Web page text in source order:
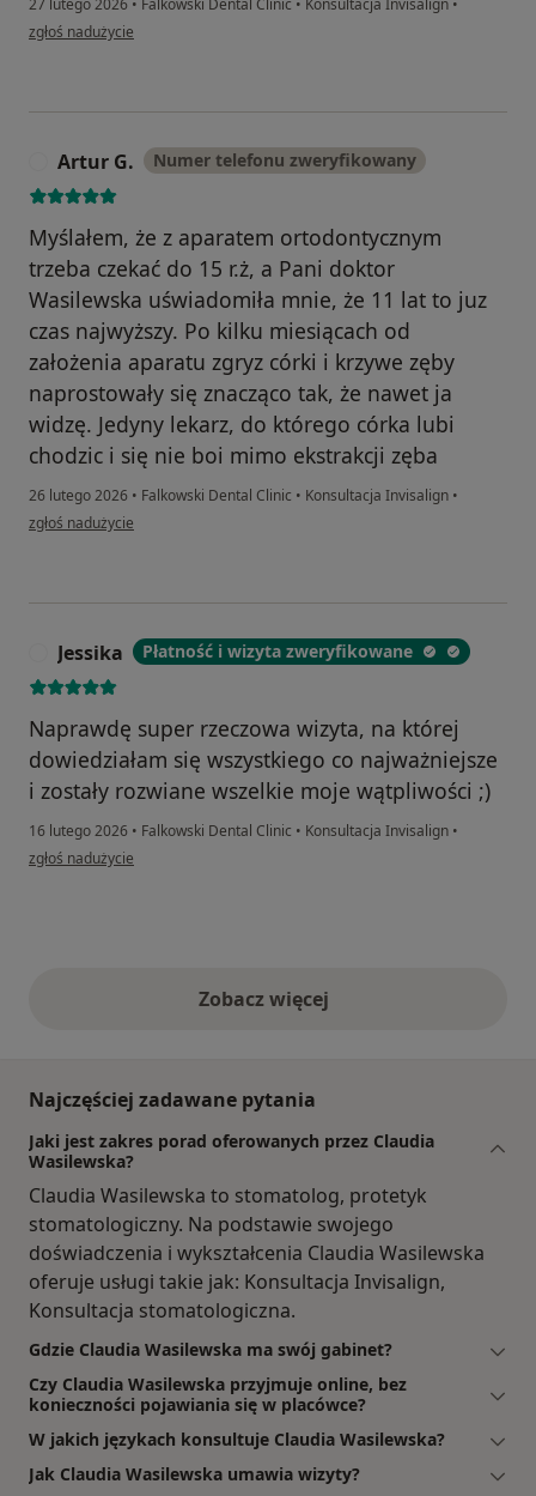
27 lutego 2026 • Falkowski Dental Clinic • Konsultacja Invisalign •
w opinii użytkownika Jolanta
zgłoś nadużycie
Artur G. Numer telefonu zweryfikowany
Myślałem, że z aparatem ortodontycznym
trzeba czekać do 15 r.ż, a Pani doktor
Wasilewska uświadomiła mnie, że 11 lat to juz
czas najwyższy. Po kilku miesiącach od
założenia aparatu zgryz córki i krzywe zęby
naprostowały się znacząco tak, że nawet ja
widzę. Jedyny lekarz, do którego córka lubi
chodzic i się nie boi mimo ekstrakcji zęba
26 lutego 2026 • Falkowski Dental Clinic • Konsultacja Invisalign •
w opinii użytkownika Artur G.
zgłoś nadużycie
Jessika Płatność i wizyta zweryfikowane
Naprawdę super rzeczowa wizyta, na której
dowiedziałam się wszystkiego co najważniejsze
i zostały rozwiane wszelkie moje wątpliwości ;)
16 lutego 2026 • Falkowski Dental Clinic • Konsultacja Invisalign •
w opinii użytkownika Jessika
zgłoś nadużycie
Zobacz więcejopinie powyżej
Najczęściej zadawane pytania
Jaki jest zakres porad oferowanych przez Claudia
Wasilewska?
Claudia Wasilewska to stomatolog, protetyk
stomatologiczny. Na podstawie swojego
doświadczenia i wykształcenia Claudia Wasilewska
oferuje usługi takie jak: Konsultacja Invisalign,
Konsultacja stomatologiczna.
Gdzie Claudia Wasilewska ma swój gabinet?
Czy Claudia Wasilewska przyjmuje online, bez
konieczności pojawiania się w placówce?
W jakich językach konsultuje Claudia Wasilewska?
Jak Claudia Wasilewska umawia wizyty?